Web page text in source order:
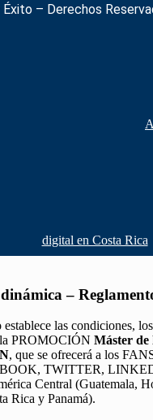
Éxito – Derechos
digital en Costa Rica
–
establece las condiciones,
PROMOCIÓN Máster de
, que se ofrecerá a los
TWITTER,
Central (Guatemala,
Rica y Panamá).